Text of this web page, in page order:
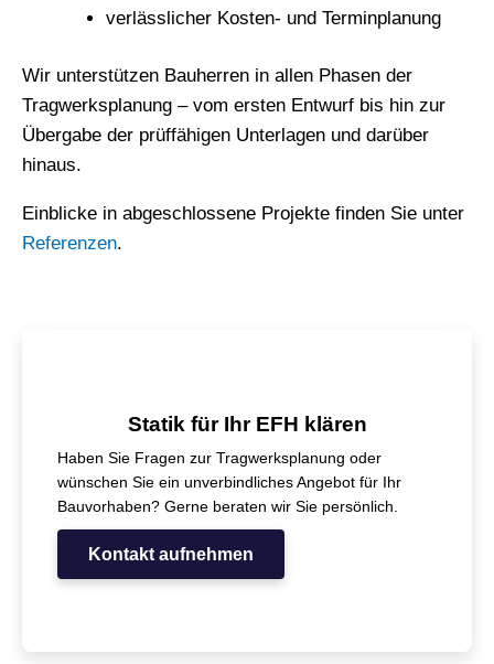
verlässlicher Kosten- und Terminplanung
Wir unterstützen Bauherren in allen Phasen der
Tragwerksplanung – vom ersten Entwurf bis hin zur
Übergabe der prüffähigen Unterlagen und darüber
hinaus.
Einblicke in abgeschlossene Projekte finden Sie unter
Referenzen.
Statik für Ihr EFH klären
Haben Sie Fragen zur Tragwerksplanung oder
wünschen Sie ein unverbindliches Angebot für Ihr
Bauvorhaben? Gerne beraten wir Sie persönlich.
Kontakt aufnehmen